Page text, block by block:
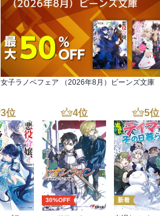
女子ラノベフェア （2026年8月）ビーンズ文庫
3位 4位
30%OFF
5位
新着